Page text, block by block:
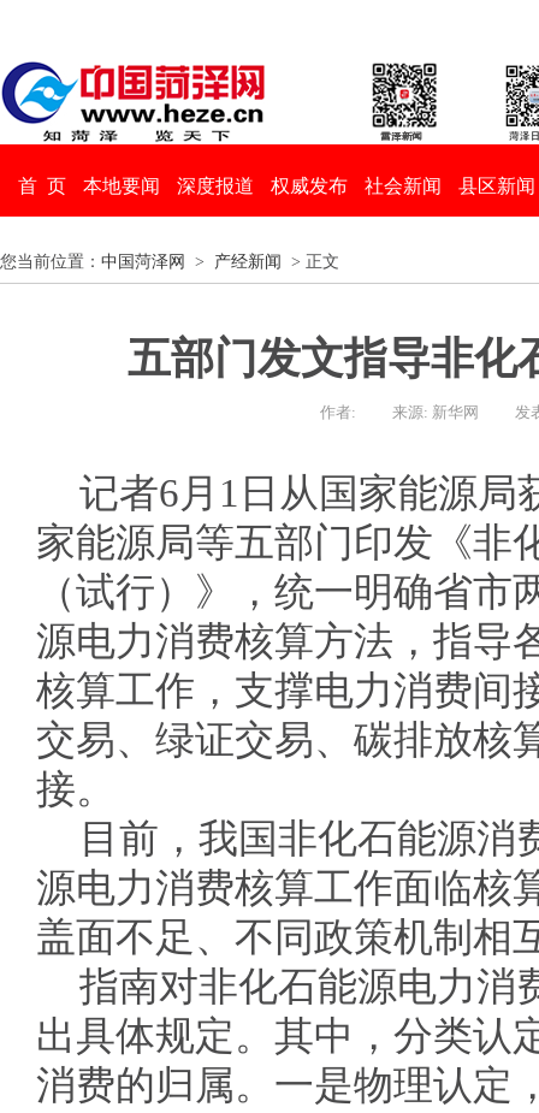
首 页 本地要闻 深度报道 权威发布 社会新闻 县区新闻
您当前位置： 中国菏泽网 > 产经新闻 > 正文
五部门发文指导非化
作者: 来源: 新华网 发
记者6月1日从国家能源局
家能源局等五部门印发《非
（试行）》，统一明确省
源电力消费核算方法，指导
核算工作，支撑电力消费间
交易、绿证交易、碳排放核
接。
目前，我国非化石能源消
源电力消费核算工作面临核
盖面不足、不同政策机制相
指南对非化石能源电力消
出具体规定。其中，分类认
消费的归属。一是物理认定